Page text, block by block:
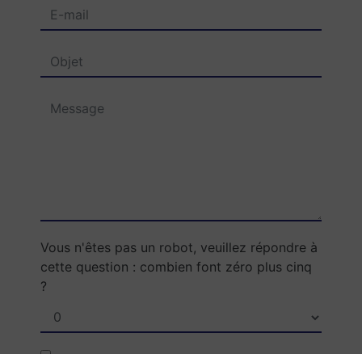
Vous n'êtes pas un robot, veuillez répondre à
cette question : combien font zéro plus cinq
?